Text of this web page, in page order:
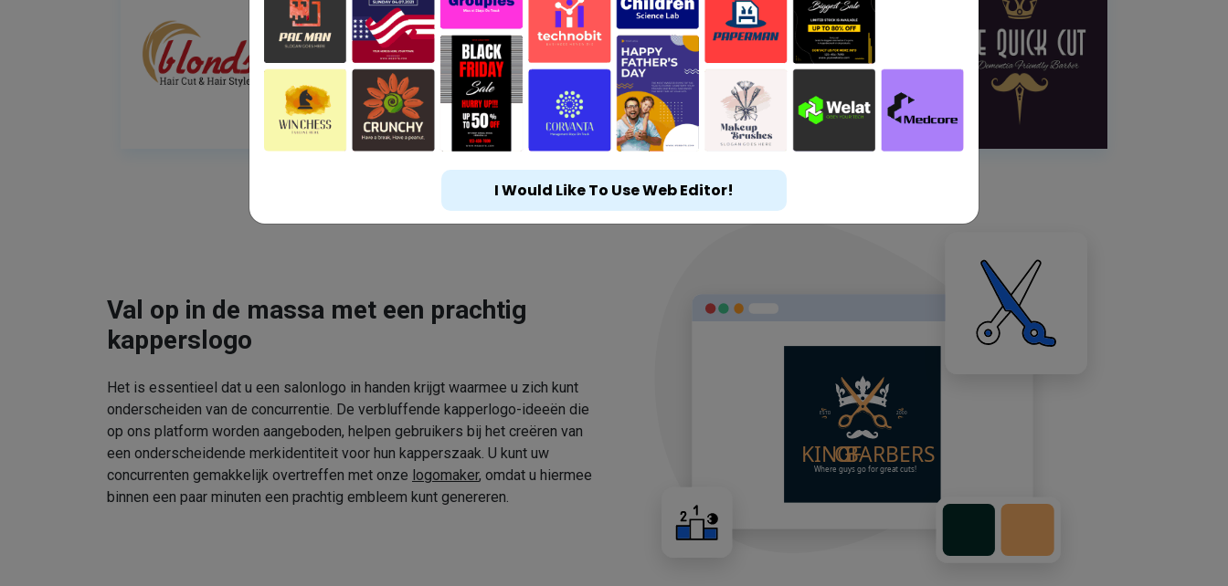
Val op in de massa met een prachtig
kapperslogo
Het is essentieel dat u een salonlogo in handen krijgt waarmee u zich kunt
onderscheiden van de concurrentie. De verbluffende kapperlogo-ideeën die
op ons platform worden aangeboden, helpen gebruikers bij het creëren van
een onderscheidende merkidentiteit voor hun kapperszaak. U kunt uw
concurrenten gemakkelijk overtreffen met onze logomaker, omdat u hiermee
binnen een paar minuten een prachtig embleem kunt genereren.
I Would Like To Use Web Editor!